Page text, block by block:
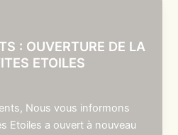
: OUVERTURE DE LA
ETOILES
Nous vous informons
Etoiles a ouvert à nouveau